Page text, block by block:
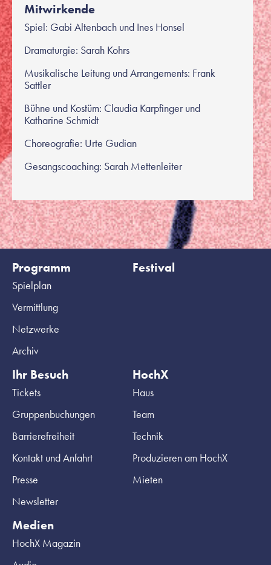
Mitwirkende
Spiel: Gabi Altenbach und Ines Honsel
Dramaturgie: Sarah Kohrs
Musikalische Leitung und Arrangements: Frank
Sattler
Bühne und Kostüm: Claudia Karpfinger und
Katharine Schmidt
Choreografie: Urte Gudian
Gesangscoaching: Sarah Mettenleiter
Programm
Spielplan
Vermittlung
Netzwerke
Archiv
Festival
Ihr Besuch
Tickets
Gruppenbuchungen
Barrierefreiheit
Kontakt und Anfahrt
Presse
Newsletter
HochX
Haus
Team
Technik
Produzieren am HochX
Mieten
Medien
HochX Magazin